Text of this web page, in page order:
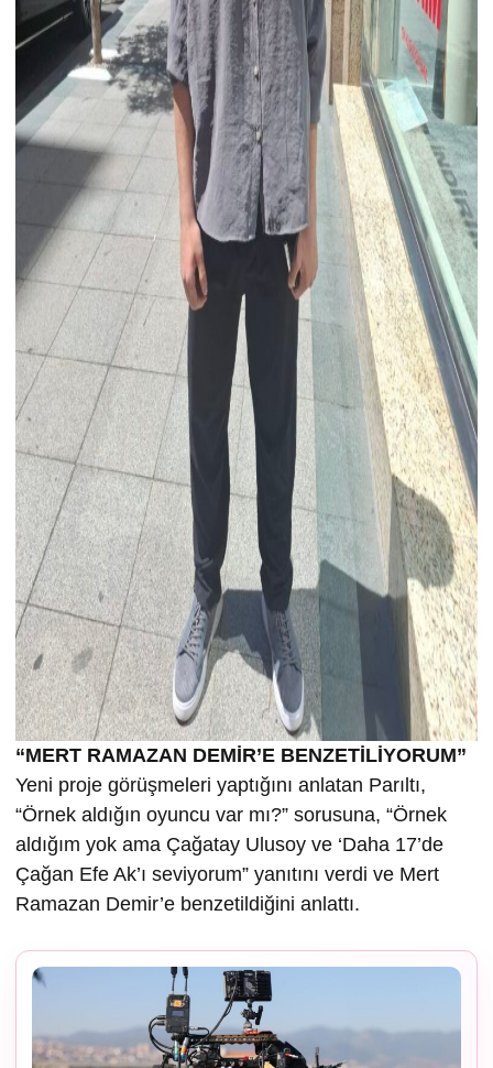
“MERT RAMAZAN DEMİR’E BENZETİLİYORUM”
Yeni proje görüşmeleri yaptığını anlatan Parıltı,
“Örnek aldığın oyuncu var mı?” sorusuna, “Örnek
aldığım yok ama Çağatay Ulusoy ve ‘Daha 17’de
Çağan Efe Ak’ı seviyorum” yanıtını verdi ve Mert
Ramazan Demir’e benzetildiğini anlattı.